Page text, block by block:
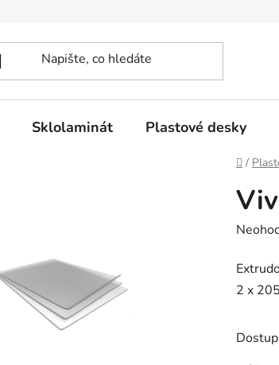
Sklolaminát Plastové desky
Domů
/
je
z
2 x